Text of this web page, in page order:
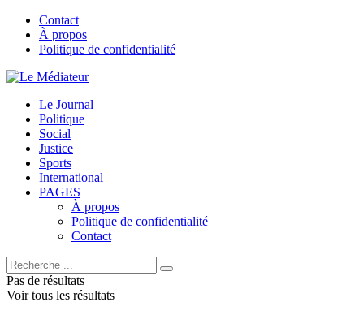
Contact
À propos
Politique de confidentialité
Le Journal
Politique
Social
Justice
Sports
International
PAGES
À propos
Politique de confidentialité
Contact
Pas de résultats
Voir tous les résultats